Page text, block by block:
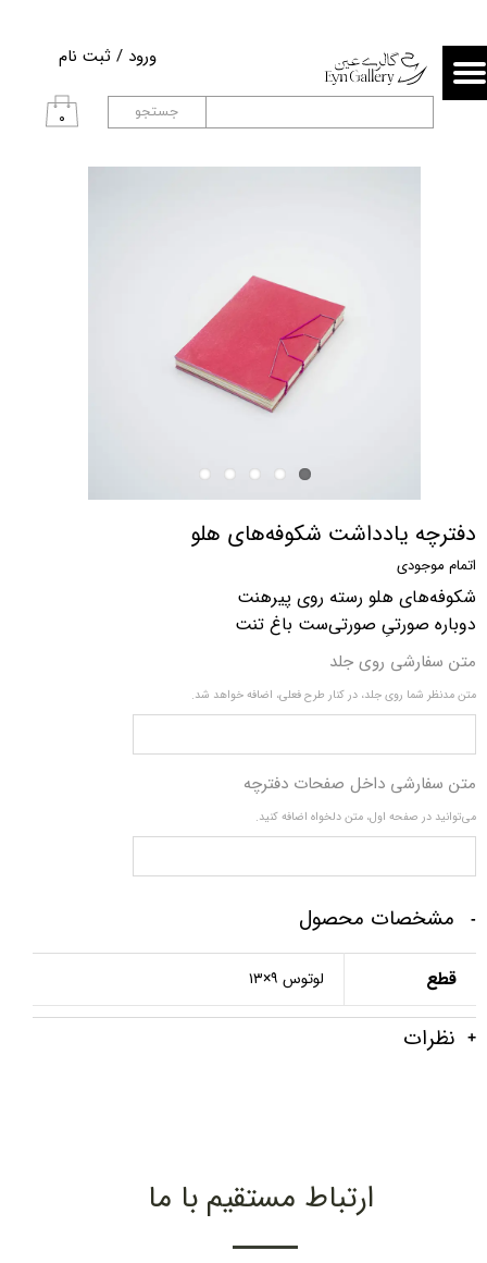
۰
ورود / ثبت نام
حساب کاربری من
تغییر گذر واژه
جستجو
دفترچه یادداشت شکوفه‌های هلو
اتمام موجودی
شکوفه‌های هلو رسته روی پیرهنت
دوباره صورتیِ صورتی‌ست باغ تنت
متن سفارشی روی جلد
متن مدنظر شما روی جلد، در کنار طرح فعلی، اضافه خواهد شد.
متن سفارشی داخل صفحات دفترچه
می‌توانید در صفحه اول، متن دلخواه اضافه کنید.
مشخصات محصول
قطع لوتوس ۹×۱۳
نظرات
ارتباط مستقیم با ما